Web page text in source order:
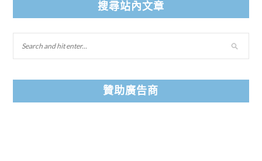
搜尋站內文章
贊助廣告商